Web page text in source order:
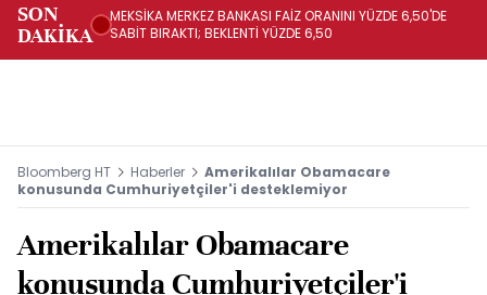
SON
DAKİKA
MEKSİKA MERKEZ BANKASI FAİZ ORANINI YÜZDE 6,50'DE
SABİT BIRAKTI; BEKLENTİ YÜZDE 6,50
Bloomberg HT Haberler
Amerikalılar Obamacare
konusunda Cumhuriyetçiler'i desteklemiyor
Amerikalılar Obamacare
konusunda Cumhuriyetçiler'i